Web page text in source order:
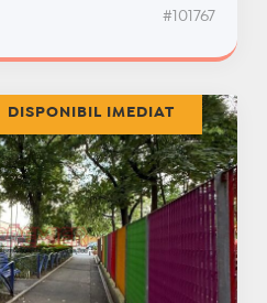
#101767
DISPONIBIL IMEDIAT